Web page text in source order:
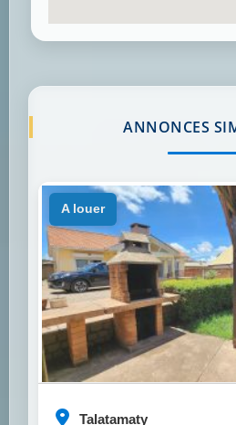
ANNONCES
Talatamaty
a louer